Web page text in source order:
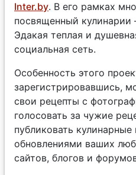
Inter.by. В его рамках
посвященный кулинарии
Эдакая теплая и
социальная сеть.
Особенность этого
зарегистрировавшись,
свои рецепты с
голосовать за чужие
публиковать кулинарные
обновлениями ваших
сайтов, блогов и